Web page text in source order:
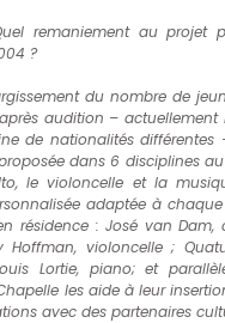
remaniement au projet
?
du nombre de
audition –
de nationalités
dans 6 disciplines
le violoncelle et la
adaptée à
résidence : José van
Hoffman, violoncelle ;
Lortie, piano; et
les aide à leur
avec des partenaires